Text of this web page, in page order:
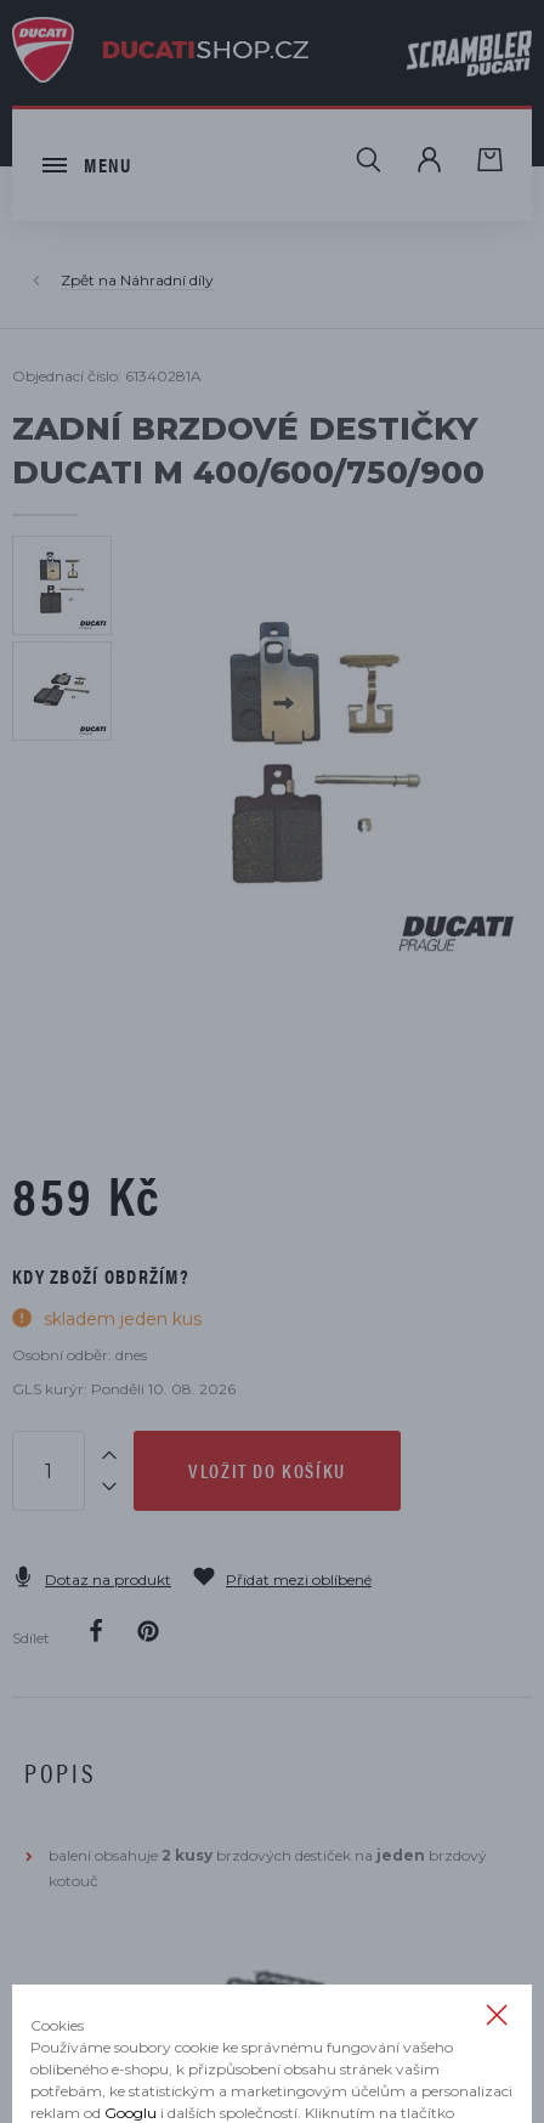
MENU HLEDAT
Náhradní díly
Objednací číslo: 61340281A
ZADNÍ BRZDOVÉ DESTIČKY
DUCATI M 400/600/750/900
859 Kč
KDY ZBOŽÍ OBDRŽÍM?
skladem jeden kus
Osobní odběr: dnes
GLS kurýr: Pondělí 10. 08. 2026
VLOŽIT DO KOŠÍKU
Dotaz na produkt Přidat mezi oblíbené
Sdílet
POPIS
balení obsahuje 2 kusy brzdových destiček na jeden brzdový
kotouč
Cookies
Používáme soubory cookie ke správnému fungování vašeho
oblíbeného e-shopu, k přizpůsobení obsahu stránek vašim
potřebám, ke statistickým a marketingovým účelům a personalizaci
reklam od Googlu i dalších společností. Kliknutím na tlačítko